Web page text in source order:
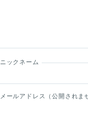
ニックネーム
メールアドレス（公開されま